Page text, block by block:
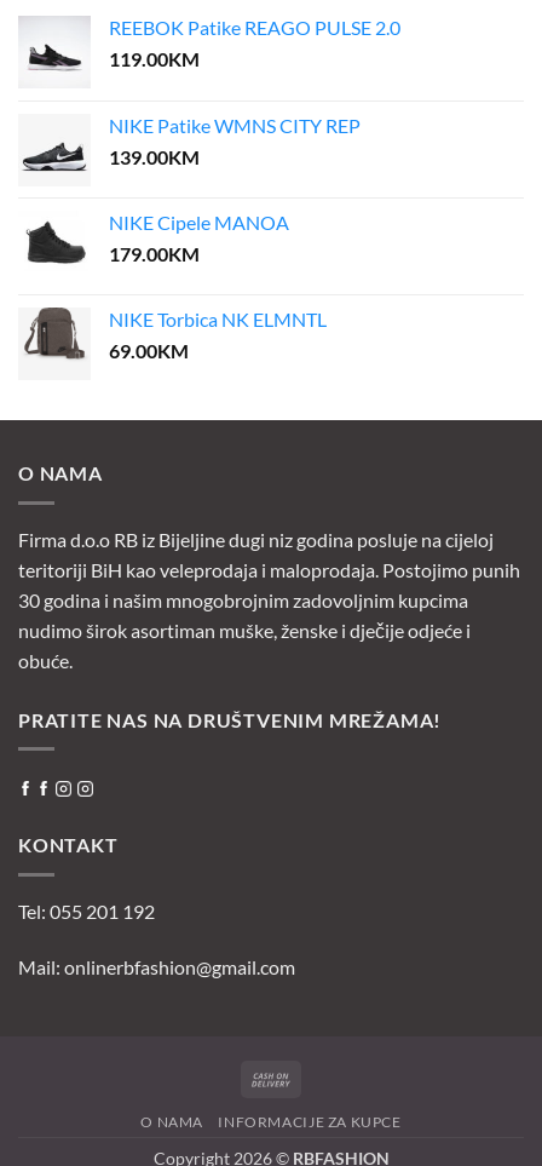
REEBOK Patike REAGO PULSE 2.0
119.00KM
NIKE Patike WMNS CITY REP
139.00KM
NIKE Cipele MANOA
179.00KM
NIKE Torbica NK ELMNTL
69.00KM
O NAMA
Firma d.o.o RB iz Bijeljine dugi niz godina posluje na cijeloj
teritoriji BiH kao veleprodaja i maloprodaja. Postojimo punih
30 godina i našim mnogobrojnim zadovoljnim kupcima
nudimo širok asortiman muške, ženske i dječije odjeće i
obuće.
PRATITE NAS NA DRUŠTVENIM MREŽAMA!
KONTAKT
Tel: 055 201 192
Mail: onlinerbfashion@gmail.com
Delivery
O NAMA INFORMACIJE ZA KUPCE
Copyright 2026 © RBFASHION